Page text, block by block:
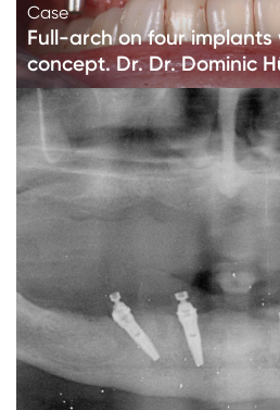
Case
Full-arch on four implants
concept. Dr. Dr. Dominic